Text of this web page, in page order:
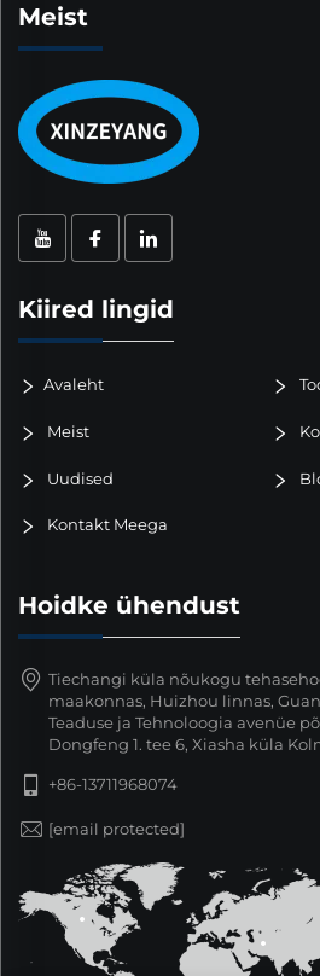
Meist
Kiired lingid
Avaleht
Meist
Uudised
Kontakt Meega
Hoidke ühendust
Tiechangi küla nõukogu
maakonnas, Huizhou linnas,
Teaduse ja Tehnoloogia avenüe
Dongfeng 1. tee 6, Xiasha küla
+86-13711968074
[email protected]